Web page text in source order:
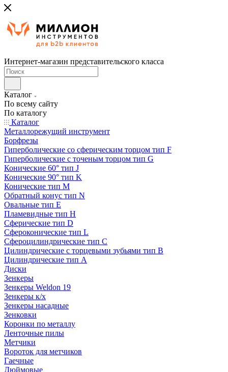
Интернет-магазин представительского класса
Каталог
По всему сайту
По каталогу
Каталог
Металлорежущий инструмент
Борфрезы
Гиперболические cо сферическим торцом тип F
Гиперболические с точеным торцом тип G
Конические 60° тип J
Конические 90° тип K
Конические тип M
Обратный конус тип N
Овальные тип E
Пламевидные тип H
Сферические тип D
Сфероконические тип L
Сфероцилиндрические тип C
Цилиндрические с торцевыми зубьями тип B
Цилиндрические тип А
Диски
Зенкеры
Зенкеры Weldon 19
Зенкеры к/х
Зенкеры насадные
Зенковки
Коронки по металлу
Ленточные пилы
Метчики
Вороток для метчиков
Гаечные
Дюймовые